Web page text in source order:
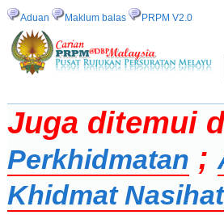
Aduan Maklum balas PRPM V2.0
Juga ditemui
Perkhidmatan ;
Khidmat Nasihat